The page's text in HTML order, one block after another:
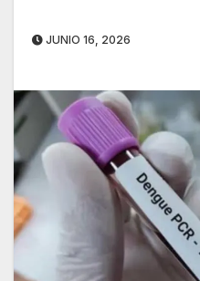
JUNIO 16, 2026